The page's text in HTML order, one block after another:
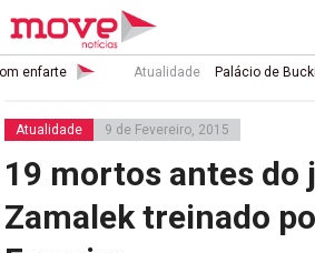
Atualidade Palácio de
Atualidade 9 de Fevereiro, 2015
19 mortos antes do
Zamalek treinado